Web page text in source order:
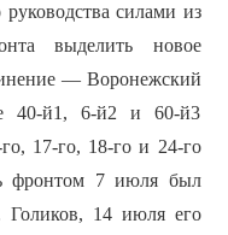
силами из
выделить новое
— Воронежский
40-й1, 6-й2 и 60-й3
17-го, 18-го и 24-го
фронтом 7 июля был
Голиков, 14 июля его